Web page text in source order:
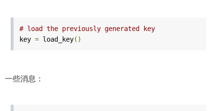
# load the previously generated key
key =load_key()
一些消息：